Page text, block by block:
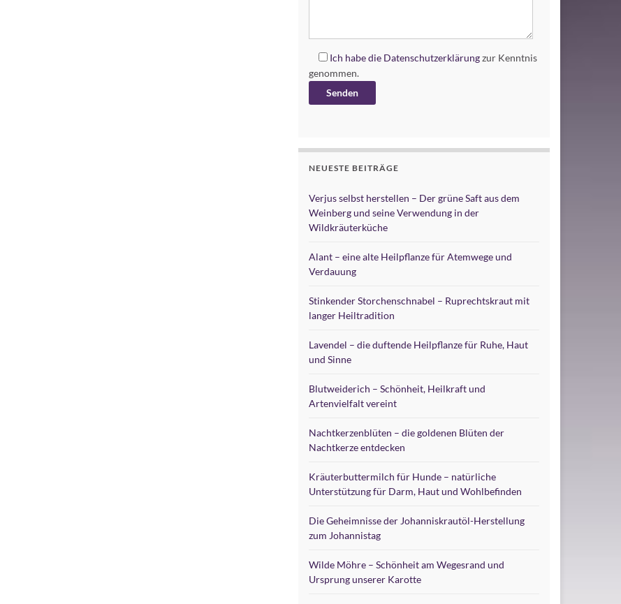
Ich habe die Datenschutzerklärungzur Kenntnis
genommen.
NEUESTE BEITRÄGE
Verjus selbst herstellen – Der grüne Saft aus dem
Weinberg und seine Verwendung in der
Wildkräuterküche
Alant – eine alte Heilpflanze für Atemwege und
Verdauung
Stinkender Storchenschnabel – Ruprechtskraut mit
langer Heiltradition
Lavendel – die duftende Heilpflanze für Ruhe, Haut
und Sinne
Blutweiderich – Schönheit, Heilkraft und
Artenvielfalt vereint
Nachtkerzenblüten – die goldenen Blüten der
Nachtkerze entdecken
Kräuterbuttermilch für Hunde – natürliche
Unterstützung für Darm, Haut und Wohlbefinden
Die Geheimnisse der Johanniskrautöl-Herstellung
zum Johannistag
Wilde Möhre – Schönheit am Wegesrand und
Ursprung unserer Karotte